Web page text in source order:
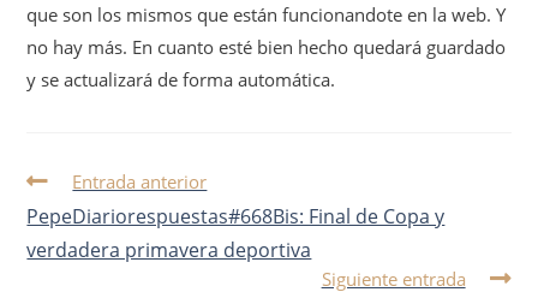
que son los mismos que están funcionandote en la web. Y
no hay más. En cuanto esté bien hecho quedará guardado
y se actualizará de forma automática.
Entrada anterior
PepeDiariorespuestas#668Bis: Final de Copa y
verdadera primavera deportiva
Siguiente entrada